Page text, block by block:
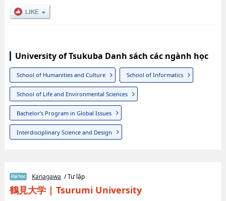
University of Tsukuba Danh sách các ngành học
School of Humanities and Culture School of Informatics
School of Life and Environmental Sciences
Bachelor's Program in Global Issues
Interdisciplinary Science and Design
Kanagawa / Tư lập
鶴見大学| Tsurumi University